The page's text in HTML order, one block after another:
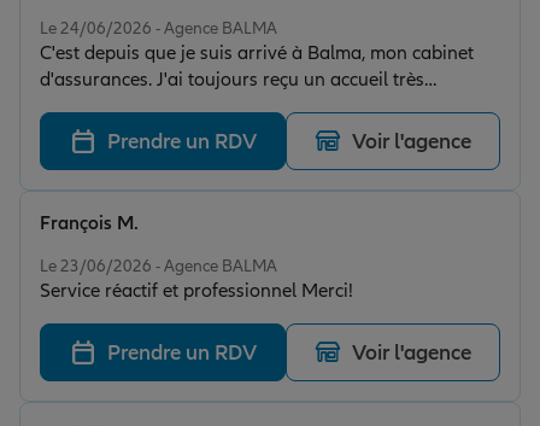
Le 24/06/2026 - Agence BALMA
C'est depuis que je suis arrivé à Balma, mon cabinet
d'assurances. J'ai toujours reçu un accueil très
professionnel et sympathique. Bien sûr j'ai été satisfait
des contrats établis et des réponses et suites données
à mes problèmes. Je suis retourné pour un nouveau
contrat et même si le personnel à changé je suis très
satisfait de l'accueil que j'ai reçu de la part de Mlle
Emma.
Prendre un RDV Voir l'agence
Le 23/06/2026 - Agence BALMA
Service réactif et professionnel Merci!
François M.
Prendre un RDV Voir l'agence